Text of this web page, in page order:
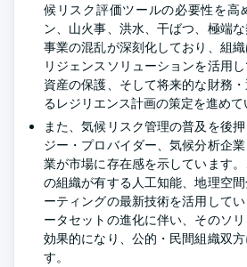
候リスク評価ツールの必要性を高
ン、山火事、洪水、干ばつ、極端
事業の混乱が深刻化しており、組
リジェンスソリューションを活用
資産の保護、そして将来的な財務
るレジリエンス計画の策定を進めて
また、気候リスク管理の普及を後
ジー・プロバイダー、気候分析企
業が市場に存在感を示しています
の組織が有する人工知能、地理空
ーティングの最新技術を活用して
ータセットの進化に伴い、そのソ
効果的になり、公的・民間組織双
す。